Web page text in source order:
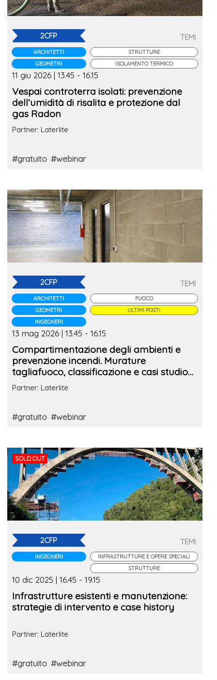
2CFP
ARCHITETTI
GEOMETRI
TEMI
STRUTTURE
ISOLAMENTO TERMICO
11 giu 2026 | 13.45 - 16.15
Vespai controterra isolati: prevenzione
dell’umidità di risalita e protezione dal
gas Radon
Partner: Laterlite
#gratuito #webinar
2CFP
ARCHITETTI
GEOMETRI
INGEGNERI
TEMI
FUOCO
ULTIMI POSTI
13 mag 2026 | 13.45 - 16.15
Compartimentazione degli ambienti e
prevenzione incendi. Murature
tagliafuoco, classificazione e casi studio
reali
Partner: Laterlite
#gratuito #webinar
SOLD OUT
2CFP
INGEGNERI
TEMI
INFRASTRUTTURE E OPERE SPECIALI
STRUTTURE
10 dic 2025 | 16.45 - 19.15
Infrastrutture esistenti e manutenzione:
strategie di intervento e case history
Partner: Laterlite
#gratuito #webinar